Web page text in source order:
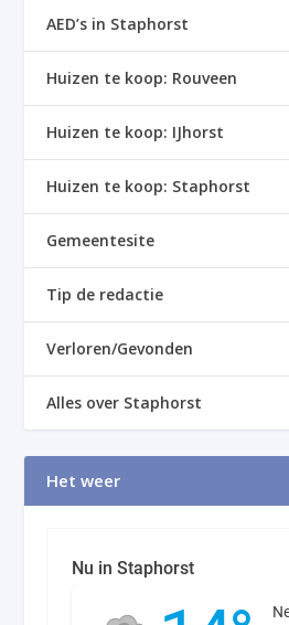
AED’s in Staphorst
Huizen te koop: Rouveen
Huizen te koop: IJhorst
Huizen te koop: Staphorst
Gemeentesite
Tip de redactie
Verloren/Gevonden
Alles over Staphorst
Het weer